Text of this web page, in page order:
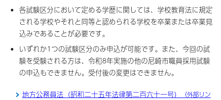
各試験区分において定める学歴に関しては、学校教育法に規定
される学校やそれと同等と認められる学校を卒業または卒業見
込みであることが必要です。
いずれか1つの試験区分のみ申込が可能です。また、今回の試
験を受験される方は、令和8年実施の他の尼崎市職員採用試験
の申込もできません。受付後の変更はできません。
地方公務員法（昭和二十五年法律第二百六十一号）
（外部リン